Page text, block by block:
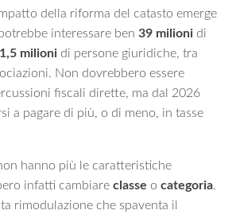
della riforma del catasto emerge
interessare ben 39 milioni di
1,5 milioni di persone giuridiche, tra
Non dovrebbero essere
fiscali dirette, ma dal 2026
a pagare di più, o di meno, in tasse
hanno più le caratteristiche
infatti cambiare classe o categoria.
rimodulazione che spaventa il